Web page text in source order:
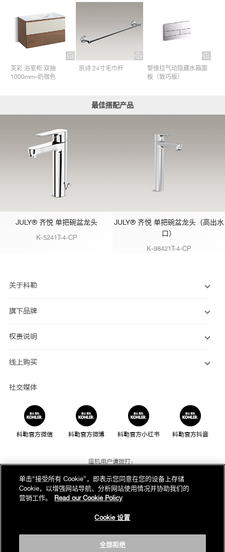
芙彩 浴室柜 双抽
1000mm–奶咖色
凯诗 24寸毛巾杆​
黎维拉气动隐藏水箱面
板（致巧版）
最佳搭配产品
JULY® 齐悦 单把碗盆龙头
K-5241T-4-CP
JULY® 齐悦 单把碗盆龙头（高出水
口）
K-98421T-4-CP
关于科勒
旗下品牌
权责说明
线上购买
社交媒体
科勒官方微信 科勒官方微博 科勒官方小红书 科勒官方抖音
座机用户请拨打：
800-820-2628
手机用户请拨打：
400-820-2628
我们的电话服务时间为：
单击“接受所有 Cookie”，即表示您同意在您的设备上存储
Cookie，以增强网站导航、分析网站使用情况并协助我们的
营销工作。
Read our Cookie Policy
Cookie 设置
全部拒绝